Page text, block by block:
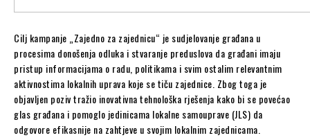
Cilj kampanje „Zajedno za zajednicu“ je sudjelovanje građana u
procesima donošenja odluka i stvaranje preduslova da građani imaju
pristup informacijama o radu, politikama i svim ostalim relevantnim
aktivnostima lokalnih uprava koje se tiču zajednice. Zbog toga je
objavljen poziv tražio inovativna tehnološka rješenja kako bi se povećao
glas građana i pomoglo jedinicama lokalne samouprave (JLS) da
odgovore efikasnije na zahtjeve u svojim lokalnim zajednicama.